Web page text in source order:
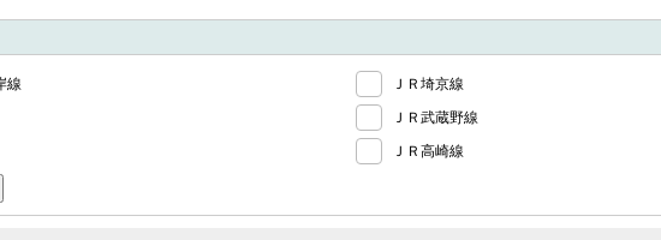
線
ＪＲ埼京線
ＪＲ武蔵野線
ＪＲ高崎線